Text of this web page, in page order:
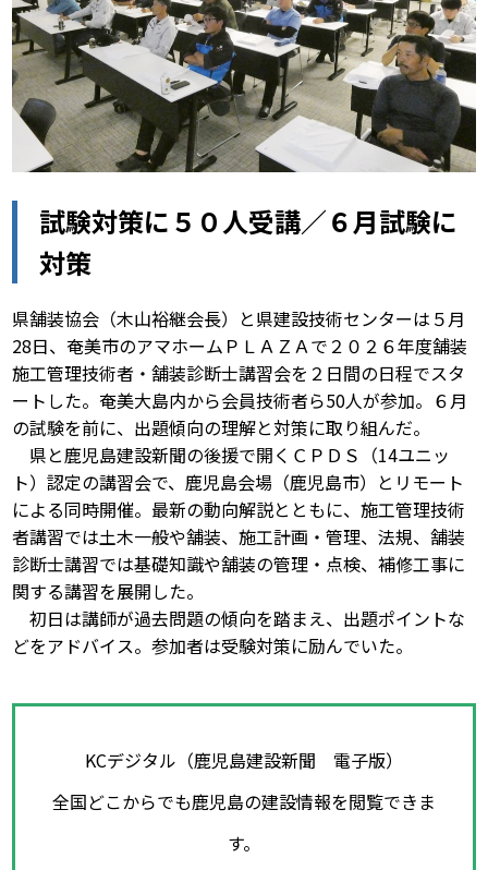
試験対策に５０人受講／６月試験に
対策
県舗装協会（木山裕継会長）と県建設技術センターは５月
28日、奄美市のアマホームＰＬＡＺＡで２０２６年度舗装
施工管理技術者・舗装診断士講習会を２日間の日程でスタ
ートした。奄美大島内から会員技術者ら50人が参加。６月
の試験を前に、出題傾向の理解と対策に取り組んだ。
県と鹿児島建設新聞の後援で開くＣＰＤＳ（14ユニッ
ト）認定の講習会で、鹿児島会場（鹿児島市）とリモート
による同時開催。最新の動向解説とともに、施工管理技術
者講習では土木一般や舗装、施工計画・管理、法規、舗装
診断士講習では基礎知識や舗装の管理・点検、補修工事に
関する講習を展開した。
初日は講師が過去問題の傾向を踏まえ、出題ポイントな
どをアドバイス。参加者は受験対策に励んでいた。
KCデジタル（鹿児島建設新聞 電子版）
全国どこからでも鹿児島の建設情報を閲覧できま
す。